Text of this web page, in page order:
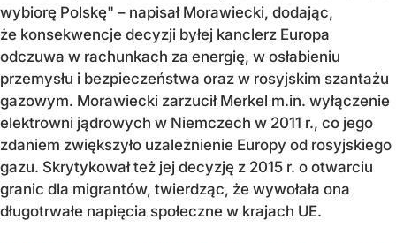
wybiorę Polskę" – napisał Morawiecki, dodając,
że konsekwencje decyzji byłej kanclerz Europa
odczuwa w rachunkach za energię, w osłabieniu
przemysłu i bezpieczeństwa oraz w rosyjskim szantażu
gazowym. Morawiecki zarzucił Merkel m.in. wyłączenie
elektrowni jądrowych w Niemczech w 2011 r., co jego
zdaniem zwiększyło uzależnienie Europy od rosyjskiego
gazu. Skrytykował też jej decyzję z 2015 r. o otwarciu
granic dla migrantów, twierdząc, że wywołała ona
długotrwałe napięcia społeczne w krajach UE.